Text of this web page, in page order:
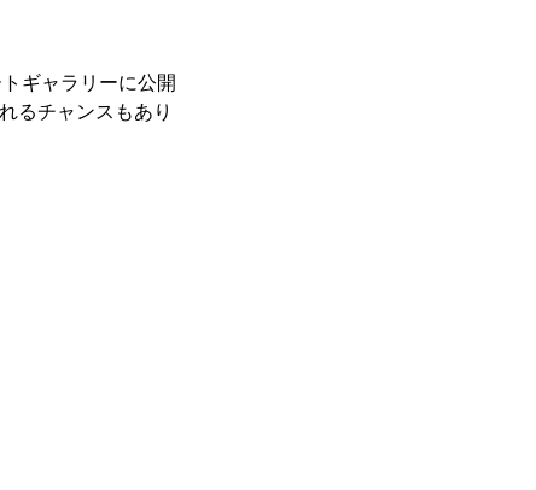
ギャラリーに公開
るチャンスもあり